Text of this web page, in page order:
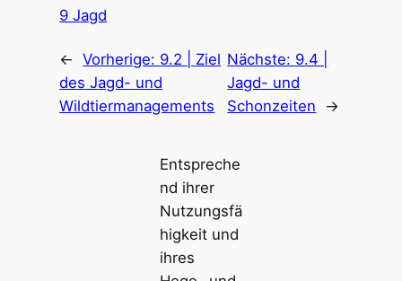
9 Jagd
← Vorherige: 9.2 | Ziel
des Jagd- und
Wildtiermanagements
Nächste: 9.4 |
Jagd- und
Schonzeiten
→
Entspreche
nd ihrer
Nutzungsfä
higkeit und
ihres